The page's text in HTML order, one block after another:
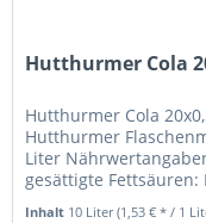
Hutthurmer Cola
Hutthurmer Cola
Hutthurmer
Liter
gesättigte Fettsäuren:
Inhalt 10 Liter(1,53 € * / 1